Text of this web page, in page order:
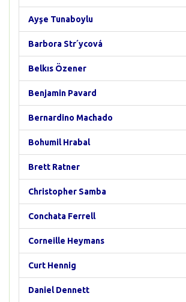
Ayşe Tunaboylu
Barbora Str´ycová
Belkıs Özener
Benjamin Pavard
Bernardino Machado
Bohumil Hrabal
Brett Ratner
Christopher Samba
Conchata Ferrell
Corneille Heymans
Curt Hennig
Daniel Dennett